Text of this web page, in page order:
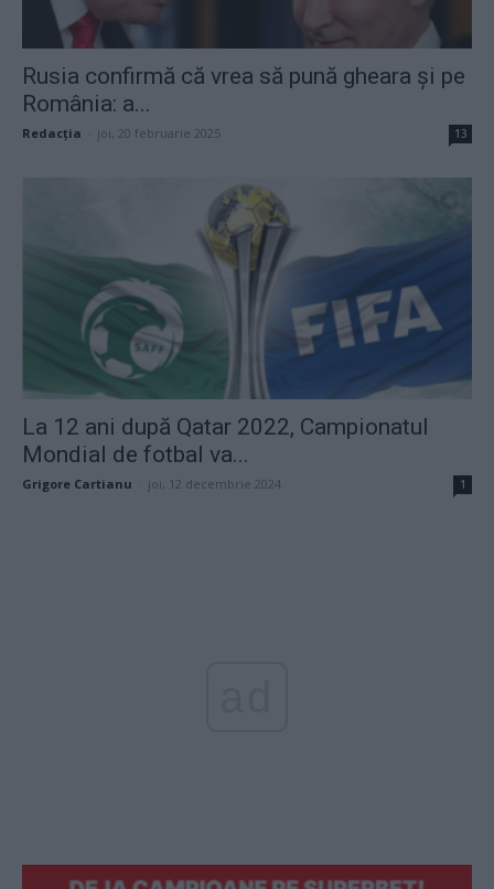
Rusia confirmă că vrea să pună gheara și pe
România: a...
Redacţia joi, 20 februarie 2025 13
La 12 ani după Qatar 2022, Campionatul
Mondial de fotbal va...
Grigore Cartianu joi, 12 decembrie 2024 1